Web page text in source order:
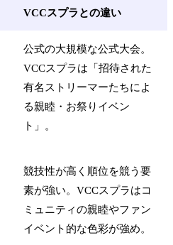
VCCスプラとの違い
公式の大規模な公式大会。
VCCスプラは「招待された
有名ストリーマーたちによ
る親睦・お祭りイベン
ト」。
競技性が高く順位を競う要
素が強い。VCCスプラはコ
ミュニティの親睦やファン
イベント的な色彩が強め。